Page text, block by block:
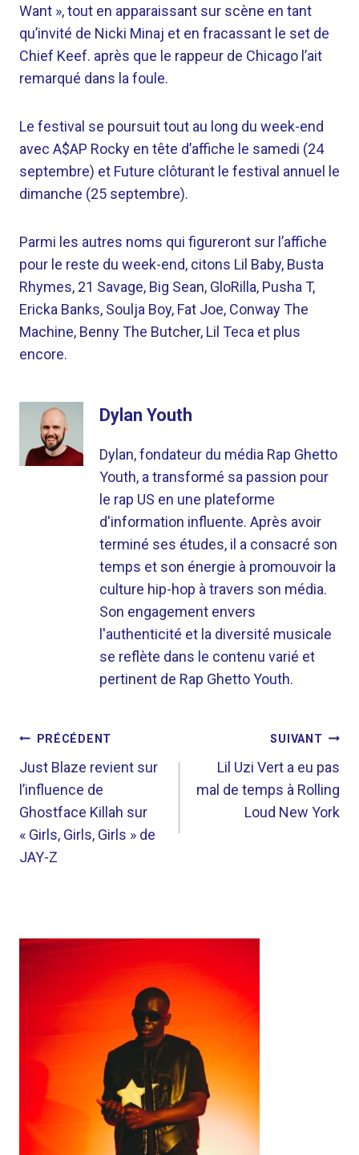
Want », tout en apparaissant sur scène en tant
qu’invité de Nicki Minaj et en fracassant le set de
Chief Keef. après que le rappeur de Chicago l’ait
remarqué dans la foule.
Le festival se poursuit tout au long du week-end
avec A$AP Rocky en tête d’affiche le samedi (24
septembre) et Future clôturant le festival annuel le
dimanche (25 septembre).
Parmi les autres noms qui figureront sur l’affiche
pour le reste du week-end, citons Lil Baby, Busta
Rhymes, 21 Savage, Big Sean, GloRilla, Pusha T,
Ericka Banks, Soulja Boy, Fat Joe, Conway The
Machine, Benny The Butcher, Lil Teca et plus
encore.
Dylan Youth
Dylan, fondateur du média Rap Ghetto
Youth, a transformé sa passion pour
le rap US en une plateforme
d'information influente. Après avoir
terminé ses études, il a consacré son
temps et son énergie à promouvoir la
culture hip-hop à travers son média.
Son engagement envers
l'authenticité et la diversité musicale
se reflète dans le contenu varié et
pertinent de Rap Ghetto Youth.
NAVIGATION
DE
L’ARTICLE
PRÉCÉDENT
Just Blaze revient sur
l’influence de
Ghostface Killah sur
« Girls, Girls, Girls » de
JAY-Z
SUIVANT
Lil Uzi Vert a eu pas
mal de temps à Rolling
Loud New York